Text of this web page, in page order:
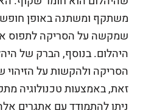
משתקף ומשתנה באופן
שמקשה על הסריקה לתפוס
היהלום. בנוסף, הברק של
הסריקה ולהקשות על
זאת, באמצעות טכנולוגיה
ניתן להתמודד עם אתגרים